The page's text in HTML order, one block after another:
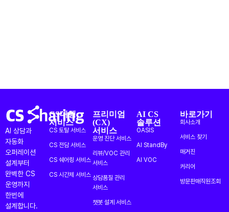
AI 상담과
자동화
오퍼레이션
설계부터
완벽한 CS
운영까지
한번에
설계합니다.
CS대행
서비스
CS 토탈 서비스
CS 전담 서비스
CS 쉐어링 서비스
CS 시간제 서비스
프리미엄
(CX)
서비스
운영 진단 서비스
리뷰/VOC 관리
서비스
상담품질 관리
서비스
챗봇 설계 서비스
AI CS
솔루션
OASIS
AI StandBy
AI VOC
바로가기
회사소개
서비스 찾기
매거진
커리어
방문판매직원조회